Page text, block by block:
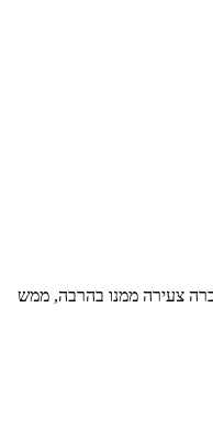
צעירה ממנו בהרבה, ממש